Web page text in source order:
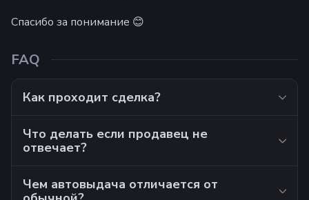
Спасибо за понимание 😊
FAQ
Как проходит сделка?
Что делать если продавец не
отвечает?
Чем автовыдача отличается от